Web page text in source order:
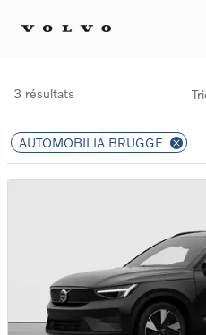
3 résultats
AUTOMOBILIA BRUGGE